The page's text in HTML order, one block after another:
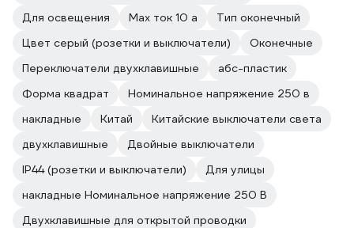
Для освещения
Max ток 10 а
Тип оконечный
Цвет серый (розетки и выключатели)
Оконечные
Переключатели двухклавишные
абс-пластик
Форма квадрат
Номинальное напряжение 250 в
накладные
Китай
Китайские выключатели света
двухклавишные
Двойные выключатели
IP44 (розетки и выключатели)
Для улицы
накладные Номинальное напряжение 250 В
Двухклавишные для открытой проводки